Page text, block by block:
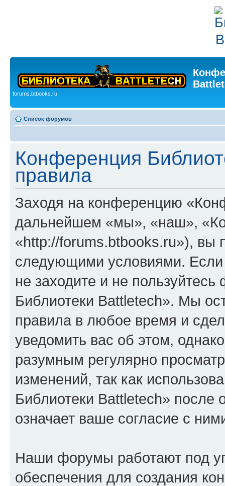
forums.btbooks.ru
Список форумов
Конференция
правила
Заходя на конференцию
дальнейшем «мы», «наш»,
«http://forums.btbooks.ru»), вы
следующими условиями.
не заходите и не
Библиотеки Battletech». Мы
правила в любое время и
уведомить вас об этом,
разумным регулярно
изменений, так как
Библиотеки Battletech» после
означает ваше согласие с
Наши форумы работают под
обеспечения для создания